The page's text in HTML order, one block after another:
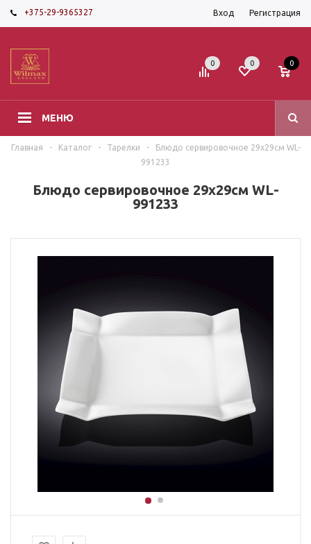
+375-29-9365327 Вход Регистрация
МЕНЮ
0 0 0
Главная - Каталог - Тарелки -
Блюдо сервировочное 29х29см WL-
991233
Блюдо сервировочное 29х29см WL-
991233